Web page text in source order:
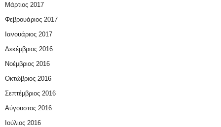
Μάρτιος 2017
Φεβρουάριος 2017
Ιανουάριος 2017
Δεκέμβριος 2016
Νοέμβριος 2016
Οκτώβριος 2016
Σεπτέμβριος 2016
Αύγουστος 2016
Ιούλιος 2016